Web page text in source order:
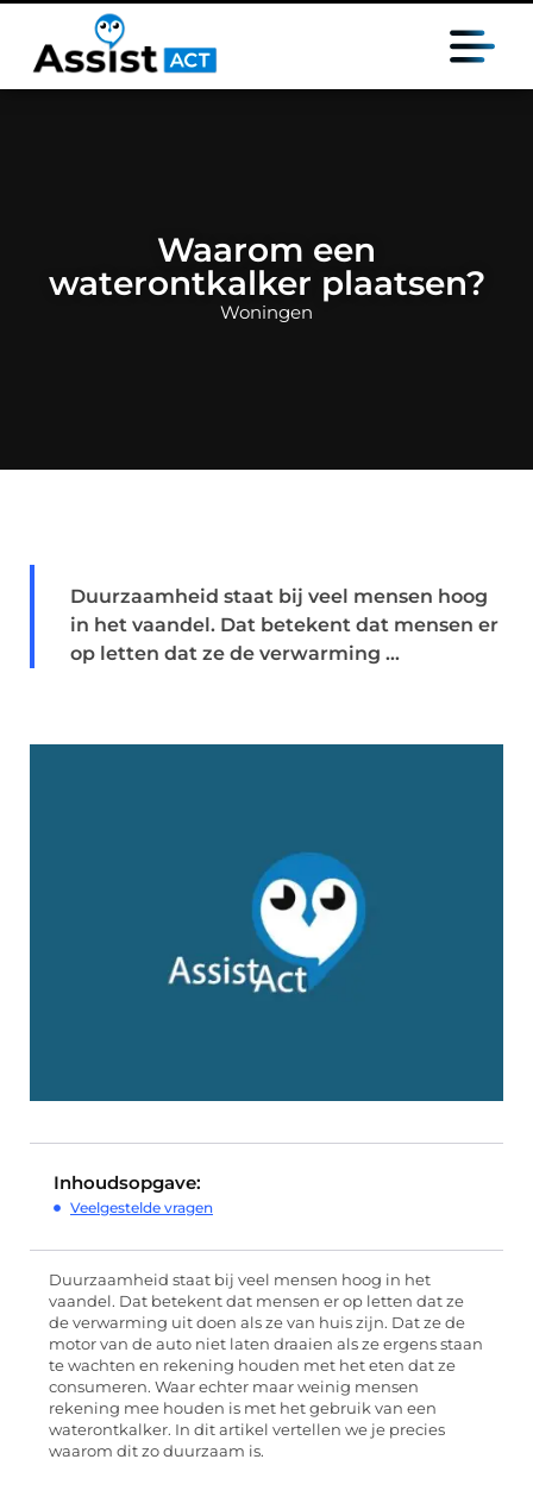
Waarom een
waterontkalker plaatsen?
Woningen
Duurzaamheid staat bij veel mensen hoog
in het vaandel. Dat betekent dat mensen er
op letten dat ze de verwarming ...
Inhoudsopgave:
Veelgestelde vragen
Duurzaamheid staat bij veel mensen hoog in het
vaandel. Dat betekent dat mensen er op letten dat ze
de verwarming uit doen als ze van huis zijn. Dat ze de
motor van de auto niet laten draaien als ze ergens staan
te wachten en rekening houden met het eten dat ze
consumeren. Waar echter maar weinig mensen
rekening mee houden is met het gebruik van een
waterontkalker. In dit artikel vertellen we je precies
waarom dit zo duurzaam is.